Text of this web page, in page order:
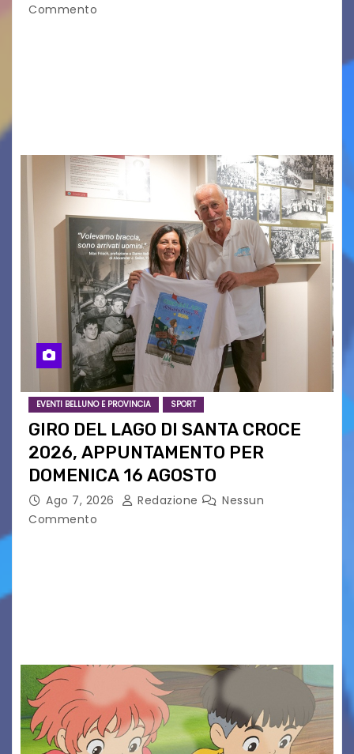
Commento
EVENTI BELLUNO E PROVINCIA SPORT
GIRO DEL LAGO DI SANTA CROCE
2026, APPUNTAMENTO PER
DOMENICA 16 AGOSTO
Ago 7, 2026 Redazione
Nessun
Commento